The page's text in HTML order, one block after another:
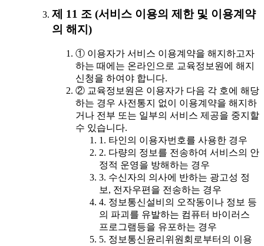
제 11 조 (서비스 이용의 제한 및 이용계약
의 해지)
① 이용자가 서비스 이용계약을 해지하고자
하는 때에는 온라인으로 교육정보원에 해지
신청을 하여야 합니다.
② 교육정보원은 이용자가 다음 각 호에 해당
하는 경우 사전통지 없이 이용계약을 해지하
거나 전부 또는 일부의 서비스 제공을 중지할
수 있습니다.
1. 타인의 이용자번호를 사용한 경우
2. 다량의 정보를 전송하여 서비스의 안
정적 운영을 방해하는 경우
3. 수신자의 의사에 반하는 광고성 정
보, 전자우편을 전송하는 경우
4. 정보통신설비의 오작동이나 정보 등
의 파괴를 유발하는 컴퓨터 바이러스
프로그램등을 유포하는 경우
5. 정보통신윤리위원회로부터의 이용